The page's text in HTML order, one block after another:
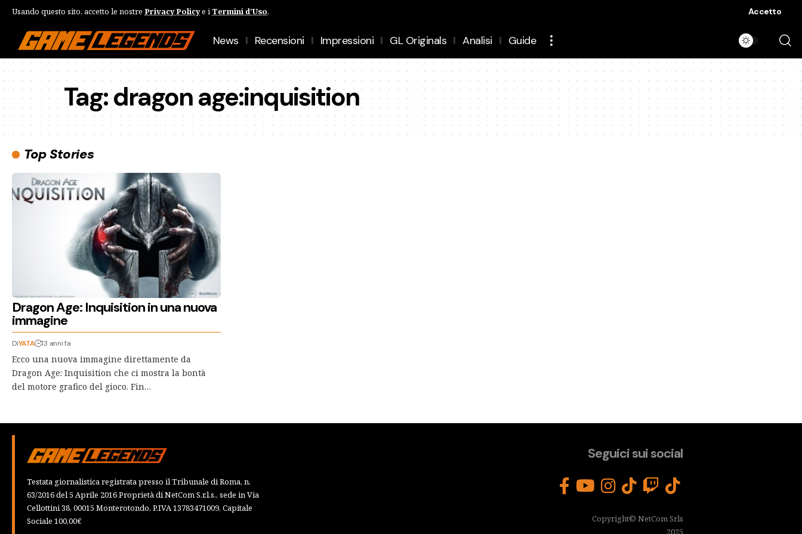
Usando questo sito, accetto le nostre Privacy Policye i Termini d'Uso. Accetto
News Recensioni Impressioni GL Originals Analisi Guide
Tag:dragon age:inquisition
Top Stories
Dragon Age: Inquisition in una nuova
immagine
DiYATA 13 anni fa
Ecco una nuova immagine direttamente da
Dragon Age: Inquisition che ci mostra la bontà
del motore grafico del gioco. Fin…
Testata giornalistica registrata presso il Tribunale di Roma, n.
63/2016 del 5 Aprile 2016 Proprietà di NetCom S.r.l.s., sede in Via
Cellottini 38, 00015 Monterotondo, P.IVA 13783471009, Capitale
Sociale 100,00€
Seguici sui social
Copyright© NetCom Srls
2025